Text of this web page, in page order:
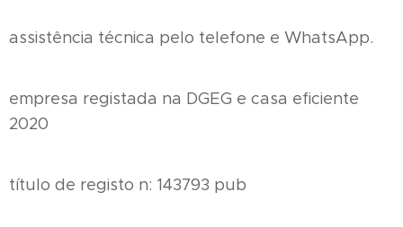
assistência técnica pelo telefone e WhatsApp.
empresa registada na DGEG e casa eficiente
2020
título de registo n: 143793 pub